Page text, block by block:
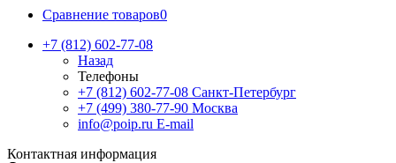
Сравнение товаров0
+7 (812) 602-77-08
Назад
Телефоны
+7 (812) 602-77-08 Санкт-Петербург
+7 (499) 380-77-90 Москва
info@poip.ru E-mail
Контактная информация